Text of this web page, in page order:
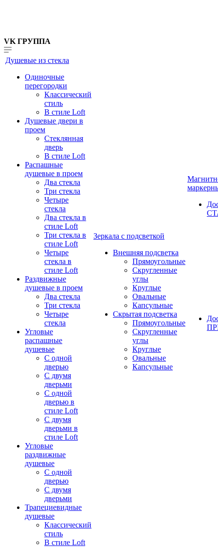
VK ГРУППА
Душевые из стекла
Одиночные
перегородки
Классический
стиль
В стиле Loft
Душевые двери в
проем
Стеклянная
дверь
В стиле Loft
Распашные
душевые в проем
Два стекла
Три стекла
Четыре
стекла
Два стекла в
стиле Loft
Три стекла в
стиле Loft
Четыре
стекла в
стиле Loft
Раздвижные
душевые в проем
Два стекла
Три стекла
Четыре
стекла
Угловые
распашные
душевые
С одной
дверью
С двумя
дверьми
С одной
дверью в
стиле Loft
С двумя
дверьми в
стиле Loft
Угловые
раздвижные
душевые
С одной
дверью
С двумя
дверьми
Трапециевидные
душевые
Классический
стиль
В стиле Loft
Зеркала с подсветкой
Внешняя подсветка
Прямоугольные
Скругленные
углы
Круглые
Овальные
Капсульные
Скрытая подсветка
Прямоугольные
Скругленные
углы
Круглые
Овальные
Капсульные